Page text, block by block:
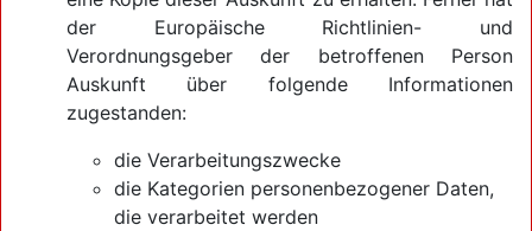
der Europäische Richtlinien- und
Verordnungsgeber der betroffenen Person
Auskunft über folgende Informationen
zugestanden:
die Verarbeitungszwecke
die Kategorien personenbezogener Daten,
die verarbeitet werden